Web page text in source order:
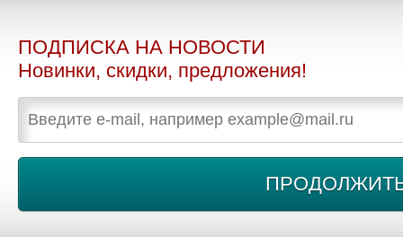
ПОДПИСКА НА НОВОСТИ
Новинки, скидки, предложения!